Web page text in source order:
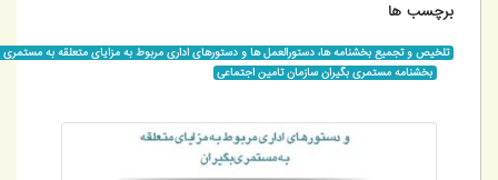
برچسب ها
تلخیص و تجمیع بخشنامه ها، دستورالعمل ها و دستورهای اداری مربوط به مزایای متعلقه به مستمری بگیران
بخشنامه مستمری بگیران سازمان تامین اجتماعی